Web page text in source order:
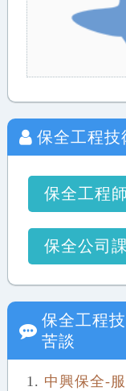
保全工程技
保全工程師
保全公司
保全工程
苦談
中興保全-